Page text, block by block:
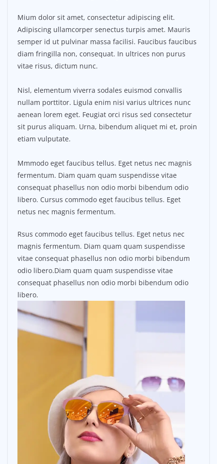
Mium dolor sit amet, consectetur adipiscing elit.
Adipiscing ullamcorper senectus turpis amet. Mauris
semper id ut pulvinar massa facilisi. Faucibus faucibus
diam fringilla non, consequat. In ultrices non purus
vitae risus, dictum nunc.
Nisl, elementum viverra sodales euismod convallis
nullam porttitor. Ligula enim nisi varius ultrices nunc
aenean lorem eget. Feugiat orci risus sed consectetur
sit purus aliquam. Urna, bibendum aliquet mi et, proin
etiam vulputate.
Mmmodo eget faucibus tellus. Eget netus nec magnis
fermentum. Diam quam quam suspendisse vitae
consequat phasellus non odio morbi bibendum odio
libero. Cursus commodo eget faucibus tellus. Eget
netus nec magnis fermentum.
Rsus commodo eget faucibus tellus. Eget netus nec
magnis fermentum. Diam quam quam suspendisse
vitae consequat phasellus non odio morbi bibendum
odio libero.Diam quam quam suspendisse vitae
consequat phasellus non odio morbi bibendum odio
libero.